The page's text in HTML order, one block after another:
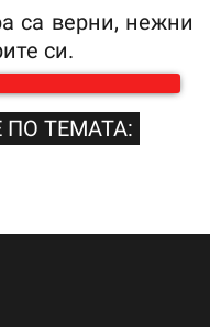
са верни, нежни
си.
ПО ТЕМАТА: